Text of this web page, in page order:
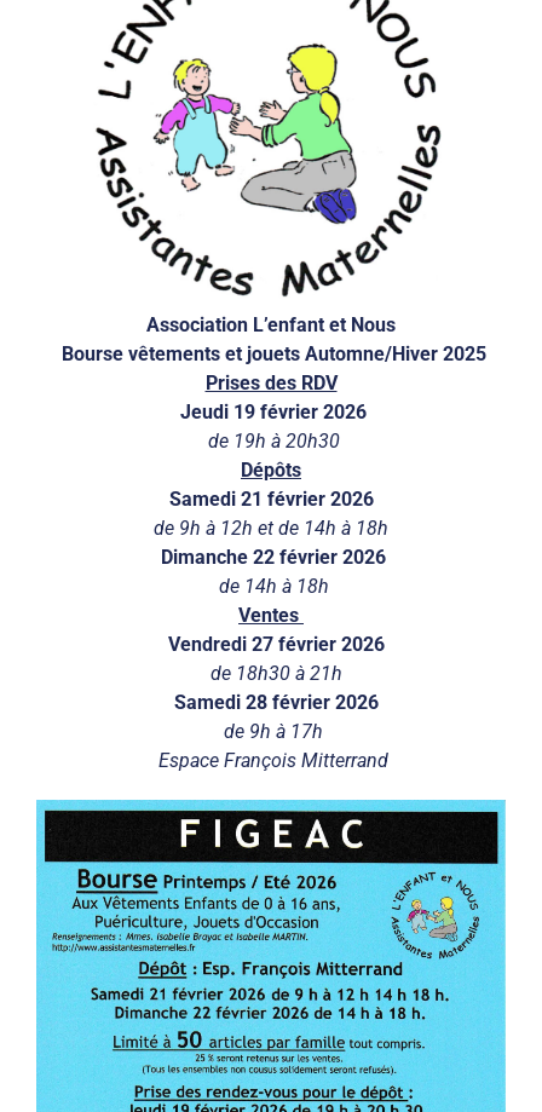
Association L’enfant et Nous
Bourse vêtements et jouets Automne/Hiver 2025
Prises des RDV
Jeudi 19 février 2026
de 19h à 20h30
Dépôts
Samedi 21 février 2026
de 9h à 12h et de 14h à 18h
Dimanche 22 février 2026
de 14h à 18h
Ventes
Vendredi 27 février 2026
de 18h30 à 21h
Samedi 28 février 2026
de 9h à 17h
Espace François Mitterrand